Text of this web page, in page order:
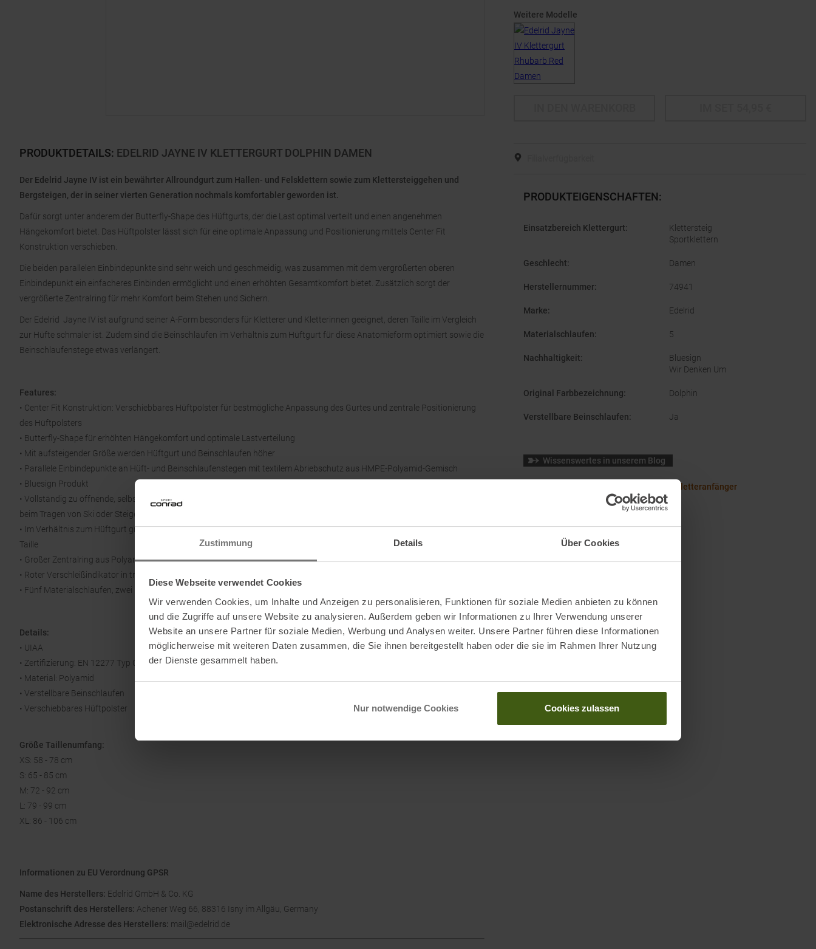
Zustimmung Details Über Cookies
Diese Webseite verwendet Cookies
Wir verwenden Cookies, um Inhalte und Anzeigen zu personalisieren, Funktionen für soziale Medien anbieten zu können
und die Zugriffe auf unsere Website zu analysieren. Außerdem geben wir Informationen zu Ihrer Verwendung unserer
Website an unsere Partner für soziale Medien, Werbung und Analysen weiter. Unsere Partner führen diese Informationen
möglicherweise mit weiteren Daten zusammen, die Sie ihnen bereitgestellt haben oder die sie im Rahmen Ihrer Nutzung
der Dienste gesammelt haben.
Nur notwendige Cookies Cookies zulassen
PRODUKTDETAILS: EDELRID JAYNE IV KLETTERGURT DOLPHIN DAMEN
Der Edelrid Jayne IV ist ein bewährter Allroundgurt zum Hallen- und Felsklettern sowie zum Klettersteiggehen und
Bergsteigen, der in seiner vierten Generation nochmals komfortabler geworden ist.
Dafür sorgt unter anderem der Butterfly-Shape des Hüftgurts, der die Last optimal verteilt und einen angenehmen
Hängekomfort bietet. Das Hüftpolster lässt sich für eine optimale Anpassung und Positionierung mittels Center Fit
Konstruktion verschieben.
Die beiden parallelen Einbindepunkte sind sehr weich und geschmeidig, was zusammen mit dem vergrößerten oberen
Einbindepunkt ein einfacheres Einbinden ermöglicht und einen erhöhten Gesamtkomfort bietet. Zusätzlich sorgt der
vergrößerte Zentralring für mehr Komfort beim Stehen und Sichern.
Der Edelrid Jayne IV ist aufgrund seiner A-Form besonders für Kletterer und Kletterinnen geeignet, deren Taille im Vergleich
zur Hüfte schmaler ist. Zudem sind die Beinschlaufen im Verhältnis zum Hüftgurt für diese Anatomieform optimiert sowie die
Beinschlaufenstege etwas verlängert.
Features:
• Center Fit Konstruktion: Verschiebbares Hüftpolster für bestmögliche Anpassung des Gurtes und zentrale Positionierung
des Hüftpolsters
• Butterfly-Shape für erhöhten Hängekomfort und optimale Lastverteilung
• Mit aufsteigender Größe werden Hüftgurt und Beinschlaufen höher
• Parallele Einbindepunkte an Hüft- und Beinschlaufenstegen mit textilem Abriebschutz aus HMPE-Polyamid-Gemisch
• Bluesign Produkt
• Vollständig zu öffnende, selbstblockierende Slide Block-Schnallen im Hüftgurt und in den Beinschlaufen, die das Anlegen
beim Tragen von Ski oder Steigeisen erleichtern
• Im Verhältnis zum Hüftgurt größere Beinschlaufen für eine optimale Passform für Kletterer und Kletterinnen mit schmaler
Taille
• Großer Zentralring aus Polyamid für hohen Komfort beim Stehen und Sichern
• Roter Verschleißindikator in tragenden Bändern an Hüftgurt und Beinschlaufen sowie im Zentralring
• Fünf Materialschlaufen, zwei Befestigungsmöglichkeiten für Eisschrauben-Clips, Schlaufe für Chalkbag am Rücken
Details:
• UIAA
• Zertifizierung: EN 12277 Typ C
• Material: Polyamid
• Verstellbare Beinschlaufen
• Verschiebbares Hüftpolster
Größe Taillenumfang:
XS: 58 - 78 cm
S: 65 - 85 cm
M: 72 - 92 cm
L: 79 - 99 cm
XL: 86 - 106 cm
Informationen zu EU Verordnung GPSR
Name des Herstellers: Edelrid GmbH & Co. KG
Postanschrift des Herstellers: Achener Weg 66, 88316 Isny im Allgäu, Germany
Elektronische Adresse des Herstellers: mail@edelrid.de
Weitere Modelle
PRODUKTEIGENSCHAFTEN:
Einsatzbereich Klettergurt:
Klettersteig
Sportklettern
Geschlecht: Damen
Herstellernummer: 74941
Marke: Edelrid
Materialschlaufen: 5
Nachhaltigkeit:
Bluesign
Wir Denken Um
Original Farbbezeichnung: Dolphin
Verstellbare Beinschlaufen: Ja
Wissenswertes in unserem Blog
Kletter-Essentials: Das brauchst Du als Kletteranfänger